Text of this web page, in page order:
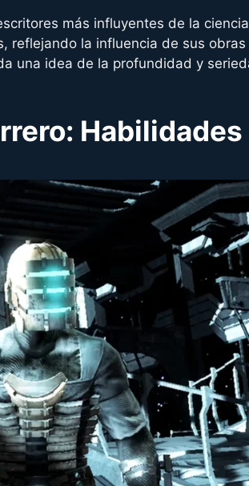
más influyentes de la
reflejando la influencia de sus
una idea de la profundidad y